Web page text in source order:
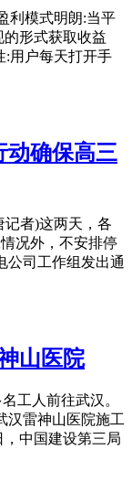
利模式明朗:当平
形式获取收益
:用户每天打开手
动确保高三
记者)这两天，各
况外，不安排停
公司工作组发出通
山医院
工人前往武汉。
汉雷神山医院施工
中国建设第三局